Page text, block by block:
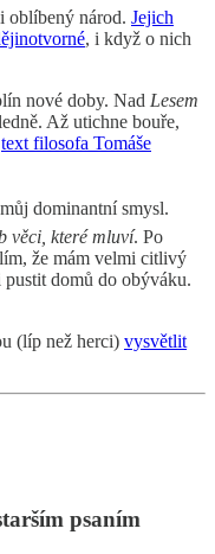
národ. Jejich
, i když o nich
nové doby. Nad Lesem
Až utichne bouře,
text filosofa Tomáše
dominantní smysl.
věci, které mluví. Po
že mám velmi citlivý
pustit domů do obýváku.
(líp než herci) vysvětlit
psaním